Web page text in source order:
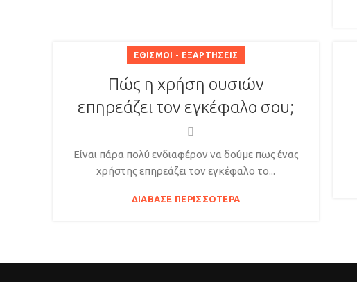
ΕΘΙΣΜΟΊ - ΕΞΑΡΤΉΣΕΙΣ
Πώς η χρήση ουσιών
επηρεάζει τον εγκέφαλο σου;
Είναι πάρα πολύ ενδιαφέρον να δούμε πως ένας
χρήστης επηρεάζει τον εγκέφαλο το...
ΔΙΆΒΑΣΕ ΠΕΡΙΣΣΌΤΕΡΑ